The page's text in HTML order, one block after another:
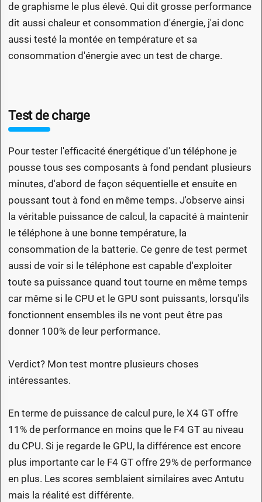
de graphisme le plus élevé. Qui dit grosse performance
dit aussi chaleur et consommation d'énergie, j'ai donc
aussi testé la montée en température et sa
consommation d'énergie avec un test de charge.
Test de charge
Pour tester l'efficacité énergétique d'un téléphone je
pousse tous ses composants à fond pendant plusieurs
minutes, d'abord de façon séquentielle et ensuite en
poussant tout à fond en même temps. J'observe ainsi
la véritable puissance de calcul, la capacité à maintenir
le téléphone à une bonne température, la
consommation de la batterie. Ce genre de test permet
aussi de voir si le téléphone est capable d'exploiter
toute sa puissance quand tout tourne en même temps
car même si le CPU et le GPU sont puissants, lorsqu'ils
fonctionnent ensembles ils ne vont peut être pas
donner 100% de leur performance.
Verdict? Mon test montre plusieurs choses
intéressantes.
En terme de puissance de calcul pure, le X4 GT offre
11% de performance en moins que le F4 GT au niveau
du CPU. Si je regarde le GPU, la différence est encore
plus importante car le F4 GT offre 29% de performance
en plus. Les scores semblaient similaires avec Antutu
mais la réalité est différente.